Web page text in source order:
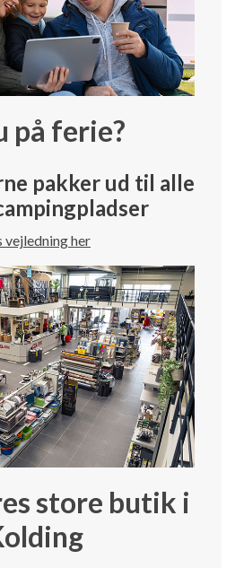
på ferie?
pakker ud til alle
vejledning her
store butik i